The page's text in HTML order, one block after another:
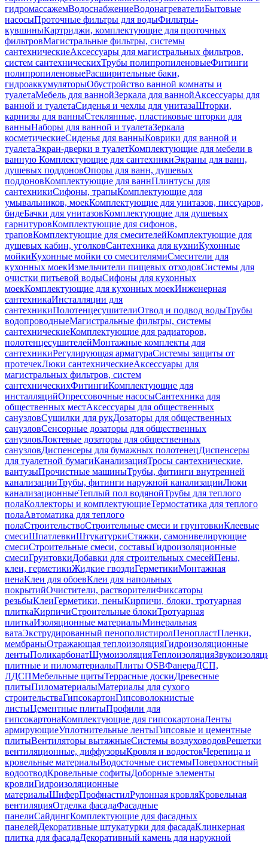
гидромассажемВодоснабжениеВодонагревателиБытовые
насосыПроточные фильтры для водыФильтры-
кувшиныКартриджи, комплектующие для проточных
фильтровМагистральные фильтры, системы
сантехническиеАксессуары для магистральных фильтров,
систем сантехническихТрубы полипропиленовыеФитинги
полипропиленовыеРасширительные баки,
гидроаккумуляторыОбустройство ванной комнаты и
туалетаМебель для ваннойЗеркала для ваннойАксессуары для
ванной и туалетаСиденья и чехлы для унитазаШторки,
карнизы для ванныСтеклянные, пластиковые шторки для
ванныНаборы для ванной и туалетаЗеркала
косметическиеСиденья для ванныКоврики для ванной и
туалетаЭкран-дверки в туалетКомплектующие для мебели в
ванную Комплектующие для сантехникиЭкраны для ванн,
душевых поддоновОпоры для ванн, душевых
поддоновКомплектующие для ваннПлинтусы для
сантехникиСифоны, трапыКомплектующие для
умывальников, моекКомплектующие для унитазов, писсуаров,
бидеБачки для унитазовКомплектующие для душевых
гарнитуровКомплектующие для сифонов,
траповКомплектующие для смесителейКомплектующие для
душевых кабин, уголковСантехника для кухниКухонные
мойкиКухонные мойки со смесителямиСмесители для
кухонных моекИзмельчители пищевых отходовСистемы для
очистки питьевой водыСифоны для кухонных
моекКомплектующие для кухонных моекИнженерная
сантехникаИнсталляции для
сантехникиПолотенцесушителиОтвод и подвод водыТрубы
водопроводныеМагистральные фильтры, системы
сантехническиеКомплектующие для радиаторов,
полотенцесушителейМонтажные комплекты для
сантехникиРегулирующая арматураСистемы защиты от
протечекЛюки сантехническиеАксессуары для
магистральных фильтров, систем
сантехническихФитингиКомплектующие для
инсталляцийОпрессовочные насосыСантехника для
общественных местАксессуары для общественных
санузловСушилки для рукДозаторы для общественных
санузловСенсорные дозаторы для общественных
санузловЛоктевые дозаторы для общественных
санузловДиспенсеры для бумажных полотенецДиспенсеры
для туалетной бумагиКанализацияТросы сантехнические,
вантузыПрочистные машиныТрубы, фитинги внутренней
канализацииТрубы, фитинги наружной канализацииЛюки
канализационныеТеплый пол водянойТрубы для теплого
полаКоллекторы и комплектующиеТермостатика для теплого
полаАвтоматика для теплого
полаСтроительствоСтроительные смеси и грунтовкиКлеевые
смесиШпатлевкиШтукатуркиСтяжки, самонивелирующие
смесиСтроительные смеси, составыГидроизоляционные
смесиГрунтовкиДобавки для строительных смесейПены,
клеи, герметикиЖидкие гвоздиГерметикиМонтажная
пенаКлеи для обоевКлеи для напольных
покрытийОчистители, растворителиФиксаторы
резьбыКлеиГерметики, пеныКирпичи, блоки, тротуарная
плиткаКирпичиСтроительные блокиТротуарная
плиткаИзоляционные материалыМинеральная
ватаЭкструдированный пенополистиролПенопластПленки,
мембраныОтражающая теплоизоляцияГидроизоляционные
лентыПоликарбонатШумоизоляцияТеплоизоляция
плитные и пиломатериалыПлиты OSBФанераДСП,
ЛДСПМебельные щитыТеррасные доскиДревесные
плитыПиломатериалыМатериалы для сухого
строительстваГипсокартонГипсоволокнистые
листыЦементные плитыПрофили для
гипсокартонаКомплектующие для гипсокартонаЛенты
армирующиеУплотнительные лентыГипсовые и цементные
плитыВентиляторы вытяжныеСистемы воздуховодовРешетки
вентиляционные, диффузорыКровля и водостокЧерепица и
кровельные материалыВодосточные системыПоверхностный
водоотводКровельные софитыДоборные элементы
кровлиГидроизоляционные
материалыШиферПрофнастилРулонная кровляКровельная
вентиляцияОтделка фасадаФасадные
панелиСайдингКомплектующие для фасадных
панелейДекоративные штукатурки для фасадаКлинкерная
плитка для фасадаДекоративный камень для наружной